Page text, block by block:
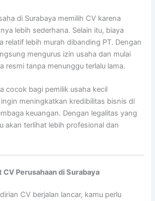
di Surabaya memilih CV karena
lebih sederhana. Selain itu, biaya
relatif lebih murah dibanding PT. Dengan
mengurus izin usaha dan mulai
resmi tanpa menunggu terlalu lama.
cocok bagi pemilik usaha kecil
meningkatkan kredibilitas bisnis di
keuangan. Dengan legalitas yang
akan terlihat lebih profesional dan
Perusahaan di Surabaya
CV berjalan lancar, kamu perlu